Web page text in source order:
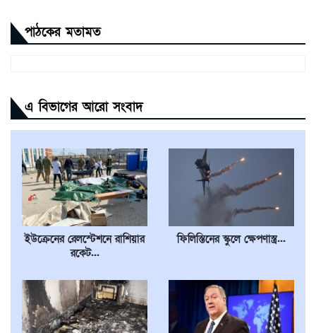
পাঠকের মতামত
এ বিভাগের আরো সংবাদ
ইউক্রেনের রেলস্টেশনে রাশিয়ার
রকেট...
ফিলিস্তিনের স্কুলে ক্ষেপণাস্ত্র...